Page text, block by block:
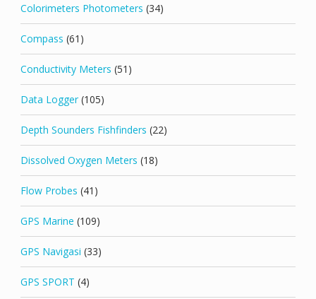
Colorimeters Photometers (34)
Compass (61)
Conductivity Meters (51)
Data Logger (105)
Depth Sounders Fishfinders (22)
Dissolved Oxygen Meters (18)
Flow Probes (41)
GPS Marine (109)
GPS Navigasi (33)
GPS SPORT (4)